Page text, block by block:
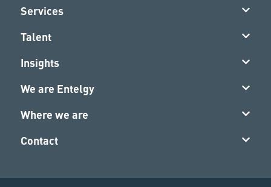
Services
Talent
Insights
We are Entelgy
Where we are
Contact